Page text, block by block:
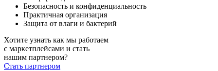
Безопасность и конфиденциальность
Практичная организация
Защита от влаги и бактерий
Хотите узнать как мы работаем
с маркетплейсами и стать
нашим партнером?
Стать партнером